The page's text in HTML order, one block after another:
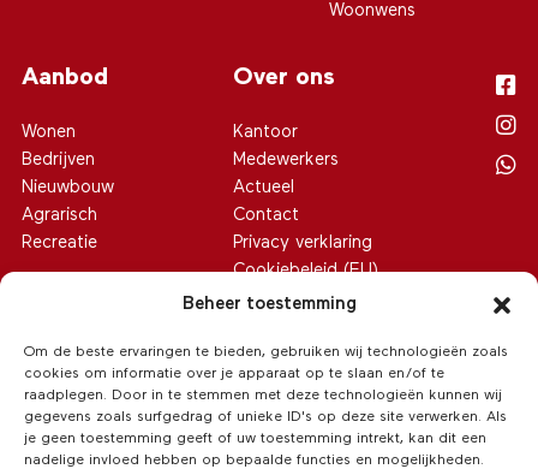
Beheer toestemming
Om de beste ervaringen te bieden, gebruiken wij technologieën zoals
cookies om informatie over je apparaat op te slaan en/of te
raadplegen. Door in te stemmen met deze technologieën kunnen wij
gegevens zoals surfgedrag of unieke ID's op deze site verwerken. Als
je geen toestemming geeft of uw toestemming intrekt, kan dit een
nadelige invloed hebben op bepaalde functies en mogelijkheden.
Woonwens
Aanbod
Wonen
Bedrijven
Nieuwbouw
Agrarisch
Recreatie
Over ons
Kantoor
Medewerkers
Actueel
Contact
Privacy verklaring
Cookiebeleid (EU)